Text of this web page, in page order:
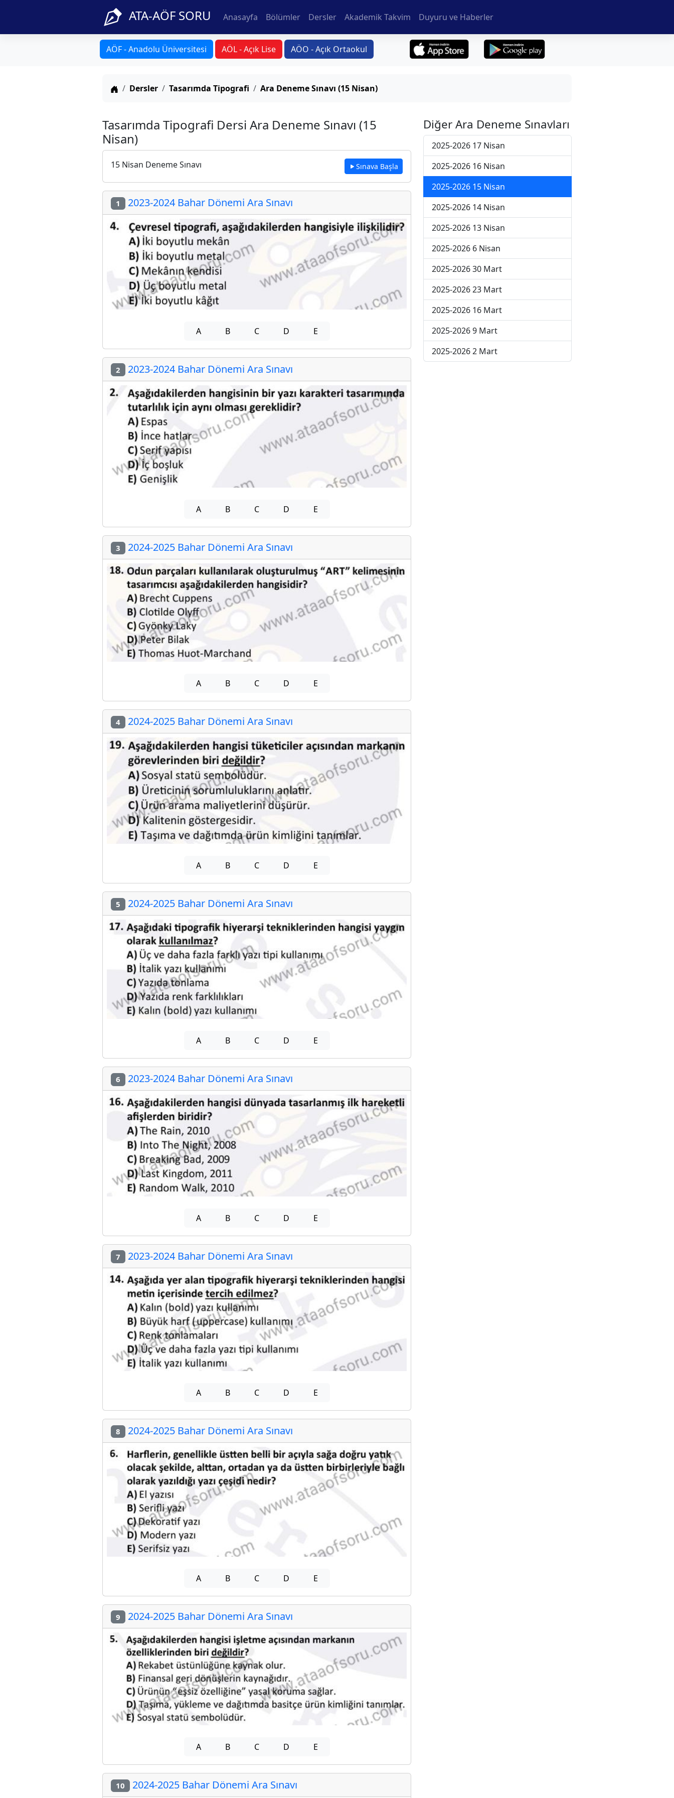
ATA-AÖF SORU Anasayfa Bölümler Dersler Akademik Takvim Duyuru ve Haberler
AÖF - Anadolu Üniversitesi AÖL - Açık Lise AÖO - Açık Ortaokul
Anasayfa
Dersler Tasarımda Tipografi Ara Deneme Sınavı (15 Nisan)
Tasarımda Tipografi Dersi Ara Deneme Sınavı (15
Nisan)
15 Nisan Deneme Sınavı Sınava Başla
1 2023-2024 Bahar Dönemi Ara Sınavı
A B C D E
2 2023-2024 Bahar Dönemi Ara Sınavı
A B C D E
3 2024-2025 Bahar Dönemi Ara Sınavı
A B C D E
4 2024-2025 Bahar Dönemi Ara Sınavı
A B C D E
5 2024-2025 Bahar Dönemi Ara Sınavı
A B C D E
6 2023-2024 Bahar Dönemi Ara Sınavı
A B C D E
7 2023-2024 Bahar Dönemi Ara Sınavı
A B C D E
8 2024-2025 Bahar Dönemi Ara Sınavı
A B C D E
9 2024-2025 Bahar Dönemi Ara Sınavı
A B C D E
10 2024-2025 Bahar Dönemi Ara Sınavı
Diğer Ara Deneme Sınavları
2025-2026 17 Nisan
2025-2026 16 Nisan
2025-2026 15 Nisan
2025-2026 14 Nisan
2025-2026 13 Nisan
2025-2026 6 Nisan
2025-2026 30 Mart
2025-2026 23 Mart
2025-2026 16 Mart
2025-2026 9 Mart
2025-2026 2 Mart